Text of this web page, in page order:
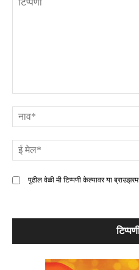
पुढील वेळी मी टिप्पणी केल्यावर या